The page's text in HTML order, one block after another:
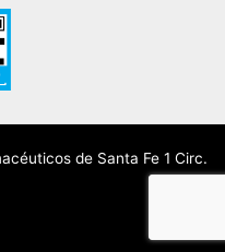
de Santa Fe 1 Circ.